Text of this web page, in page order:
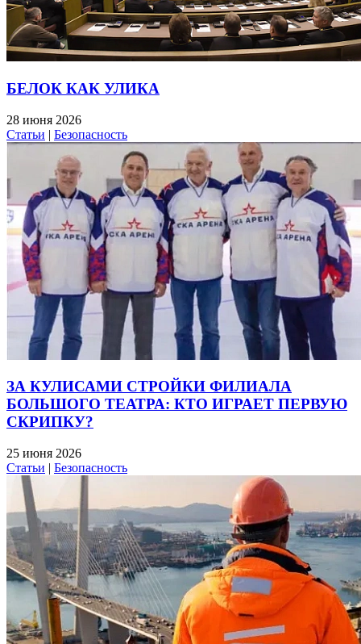
БЕЛОК КАК УЛИКА
28 июня 2026
Статьи | Безопасность
ЗА КУЛИСАМИ СТРОЙКИ ФИЛИАЛА
БОЛЬШОГО ТЕАТРА: КТО ИГРАЕТ ПЕРВУЮ
СКРИПКУ?
25 июня 2026
Статьи | Безопасность